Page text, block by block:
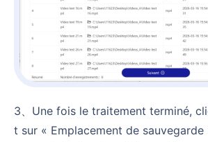
3、Une fois le traitement terminé, cliquez directemen
t sur « Emplacement de